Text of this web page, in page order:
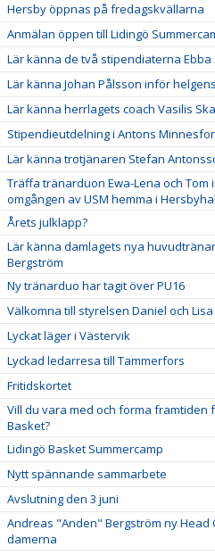
Hersby öppnas på fredagskvällarna
Anmälan öppen till Lidingö
Lär känna de två stipendiaterna Ebba
Lär känna Johan Pålsson inför
Lär känna herrlagets coach Vasilis
Stipendieutdelning i Antons
Lär känna trotjänaren Stefan
Träffa tränarduon Ewa-Lena och Tom
omgången av USM hemma i
Årets julklapp?
Lär känna damlagets nya
Bergström
Ny tränarduo har tagit över PU16
Välkomna till styrelsen Daniel och Lisa
Lyckat läger i Västervik
Lyckad ledarresa till Tammerfors
Fritidskortet
Vill du vara med och forma framtiden
Basket?
Lidingö Basket Summercamp
Nytt spännande sammarbete
Avslutning den 3 juni
Andreas "Anden" Bergström ny Head
damerna